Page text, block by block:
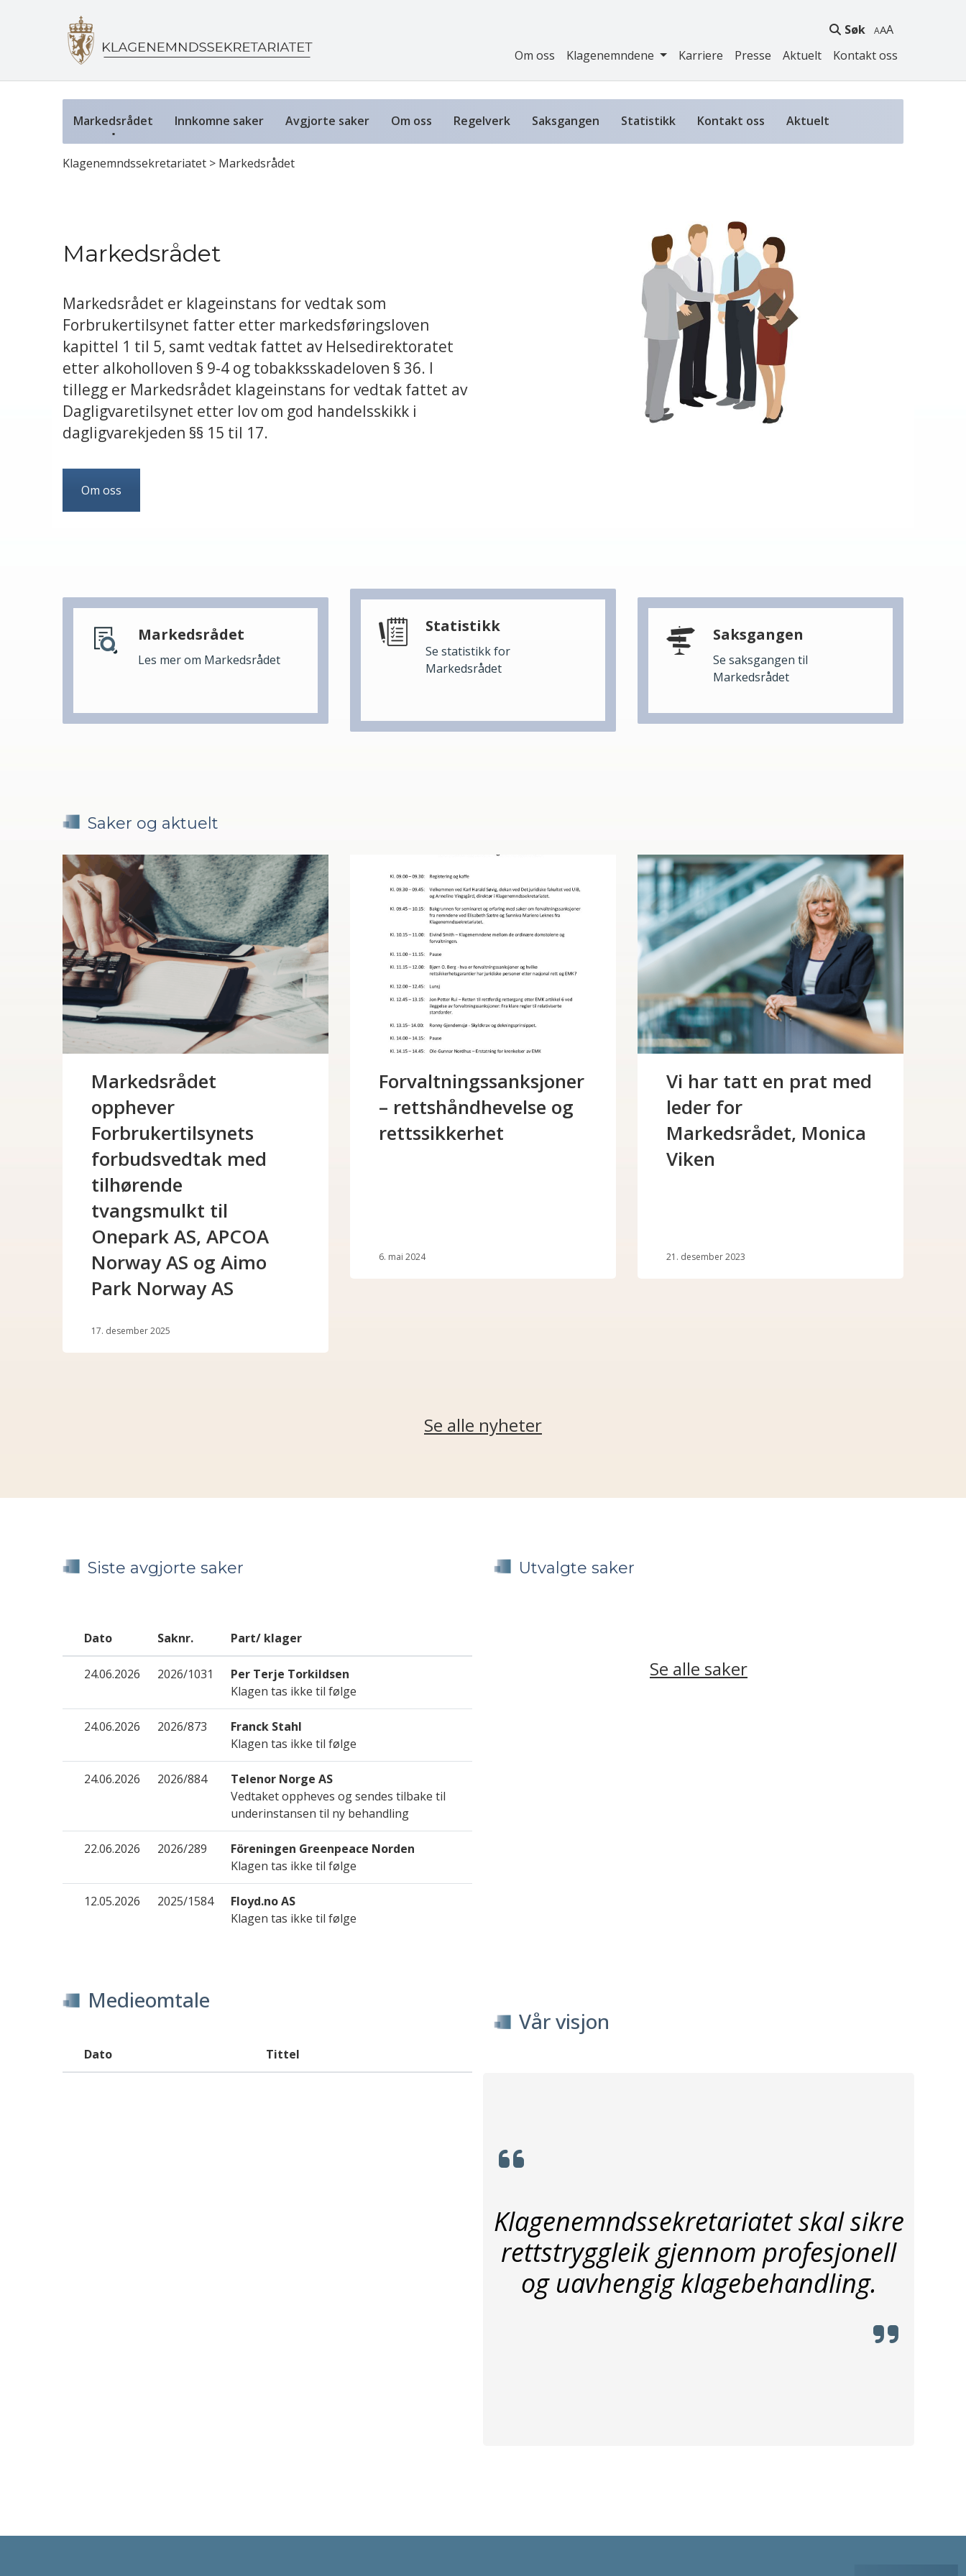
Søk A
Om oss Klagenemndene Karriere Presse Aktuelt Kontakt oss
Markedsrådet Innkomne saker Avgjorte saker Om oss Regelverk Saksgangen Statistikk Kontakt oss Aktuelt
Klagenemndssekretariatet > Markedsrådet
Markedsrådet
Markedsrådet er klageinstans for vedtak som
Forbrukertilsynet fatter etter markedsføringsloven
kapittel 1 til 5, samt vedtak fattet av Helsedirektoratet
etter alkoholloven § 9-4 og tobakksskadeloven § 36. I
tillegg er Markedsrådet klageinstans for vedtak fattet av
Dagligvaretilsynet etter lov om god handelsskikk i
dagligvarekjeden §§ 15 til 17.
Om oss
Markedsrådet
Les mer om Markedsrådet
Statistikk
Se statistikk for
Markedsrådet
Saksgangen
Se saksgangen til
Markedsrådet
Saker og aktuelt
Markedsrådet
opphever
Forbrukertilsynets
forbudsvedtak med
tilhørende
tvangsmulkt til
Onepark AS, APCOA
Norway AS og Aimo
Park Norway AS
17. desember 2025
Forvaltningssanksjoner
– rettshåndhevelse og
rettssikkerhet
6. mai 2024
Vi har tatt en prat med
leder for
Markedsrådet, Monica
Viken
21. desember 2023
Se alle nyheter
Siste avgjorte saker
Dato Saknr. Part/ klager
24.06.2026 2026/1031
Per Terje Torkildsen
Klagen tas ikke til følge
24.06.2026 2026/873
Franck Stahl
Klagen tas ikke til følge
24.06.2026 2026/884
Telenor Norge AS
Vedtaket oppheves og sendes tilbake til
underinstansen til ny behandling
22.06.2026 2026/289
Föreningen Greenpeace Norden
Klagen tas ikke til følge
12.05.2026 2025/1584
Floyd.no AS
Klagen tas ikke til følge
Utvalgte saker
Se alle saker
Medieomtale
Dato Tittel
Vår visjon
Klagenemndssekretariatet skal sikre
rettstryggleik gjennom profesjonell
og uavhengig klagebehandling.